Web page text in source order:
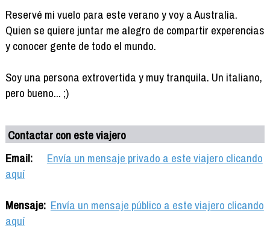
Reservé mi vuelo para este verano y voy a Australia.
Quien se quiere juntar me alegro de compartir experencias
y conocer gente de todo el mundo.
Soy una persona extrovertida y muy tranquila. Un italiano,
pero bueno... ;)
Contactar con este viajero
Email:
Envía un mensaje privado a este viajero clicando
aquí
Mensaje: Envía un mensaje público a este viajero clicando
aquí